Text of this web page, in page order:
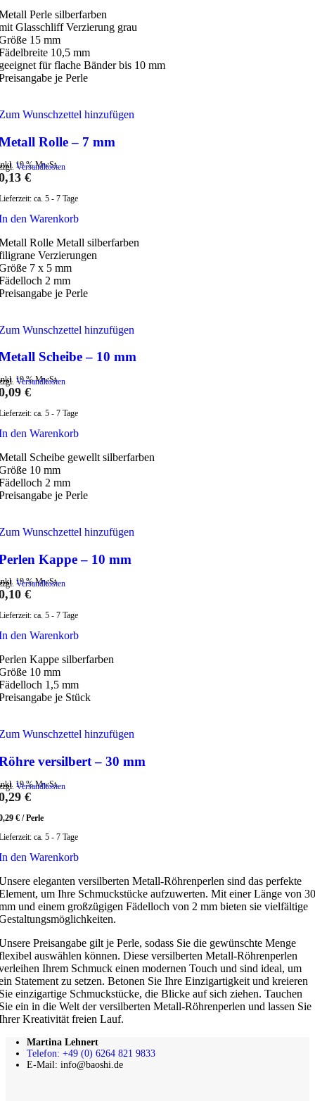
Perle silberfarben
Glasschliff Verzierung grau
15 mm
10,5 mm
für flache Bänder bis 10 mm
je Perle
Wunschzettel hinzufügen
Rolle – 7 mm
19 % MwSt.
Versandkosten
€
ca. 5 - 7 Tage
den Warenkorb
Rolle Metall silberfarben
Verzierungen
7 x 5 mm
2 mm
je Perle
Wunschzettel hinzufügen
Scheibe – 10 mm
19 % MwSt.
Versandkosten
€
ca. 5 - 7 Tage
den Warenkorb
Scheibe gewellt silberfarben
10 mm
2 mm
je Perle
Wunschzettel hinzufügen
Kappe – 10 mm
19 % MwSt.
Versandkosten
€
ca. 5 - 7 Tage
den Warenkorb
Kappe silberfarben
10 mm
1,5 mm
je Stück
Wunschzettel hinzufügen
versilbert – 30 mm
19 % MwSt.
Versandkosten
€
€ /Perle
ca. 5 - 7 Tage
den Warenkorb
eleganten versilberten Metall-Röhrenperlen sind das perfekte
um Ihre Schmuckstücke aufzuwerten. Mit einer Länge von 30
und einem großzügigen Fädelloch von 2 mm bieten sie vielfältige
Preisangabe gilt je Perle, sodass Sie die gewünschte Menge
auswählen können. Diese versilberten Metall-Röhrenperlen
Ihrem Schmuck einen modernen Touch und sind ideal, um
Statement zu setzen. Betonen Sie Ihre Einzigartigkeit und kreieren
einzigartige Schmuckstücke, die Blicke auf sich ziehen. Tauchen
ein in die Welt der versilberten Metall-Röhrenperlen und lassen Sie
Kreativität freien Lauf.
Martina Lehnert
Telefon: +49 (0) 6264 821 9833
E-Mail: info@baoshi.de